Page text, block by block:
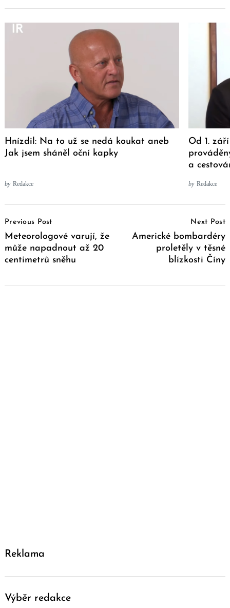
Hnízdil: Na to už se nedá koukat aneb
Jak jsem sháněl oční kapky
by Redakce
Od 1.
a
by Redakce
Navigation
Previous Post
Meteorologové varují, že
může napadnout až 20
centimetrů sněhu
Next Post
Americké bombardéry
proletěly v těsné
blízkosti Číny
Reklama
Výběr redakce